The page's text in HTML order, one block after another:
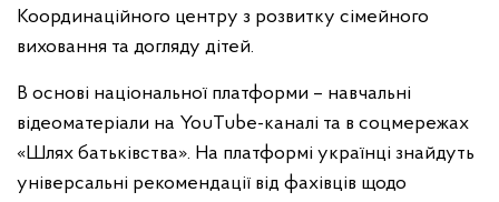
Координаційного центру з розвитку сімейного
виховання та догляду дітей.
В основі національної платформи – навчальні
відеоматеріали на YouTube-каналі та в соцмережах
«Шлях батьківства». На платформі українці знайдуть
універсальні рекомендації від фахівців щодо